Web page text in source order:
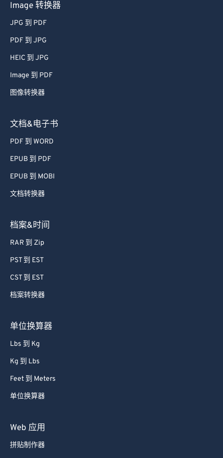
Image 转换器
JPG 到 PDF
PDF 到 JPG
HEIC 到 JPG
Image 到 PDF
图像转换器
文档&电子书
PDF 到 WORD
EPUB 到 PDF
EPUB 到 MOBI
文档转换器
档案&时间
RAR 到 Zip
PST 到 EST
CST 到 EST
档案转换器
单位换算器
Lbs 到 Kg
Kg 到 Lbs
Feet 到 Meters
单位换算器
Web 应用
拼贴制作器